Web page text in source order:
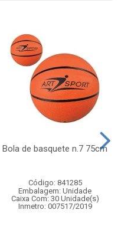
Bola de basquete n.7 75cm
Código: 841285
Embalagem: Unidade
Caixa Com: 30 Unidade(s)
Inmetro: 007517/2019